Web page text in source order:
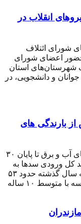
انقلاب در
ائتلاف
حضور اعضای شورای
شهرستان‌های استان
و دانشجویی، در
بارندگی های
بر اساس تازه‌ترین گزارش هفتگی شاخص‌های آب و برق تا پایان ۳۰
نشان می‌دهد کل ورودی سدها به
۲۷.۹۸ میلیارد مترمکعب رسیده که نسبت به سال گذشته حدود ۵۳
درصد افزایش داشته است؛ با این حال، مقایسه با متوسط ۱۰ ساله